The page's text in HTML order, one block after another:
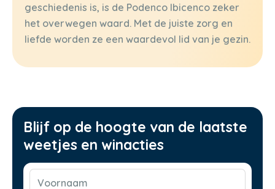
geschiedenis is, is de Podenco Ibicenco zeker
het overwegen waard. Met de juiste zorg en
liefde worden ze een waardevol lid van je gezin.
Blijf op de hoogte van de laatste
weetjes en winacties